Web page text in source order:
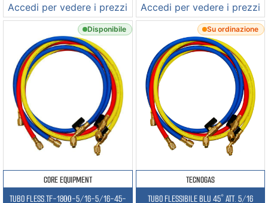
Accedi per vedere i prezzi Accedi per vedere i prezzi
Disponibile
CORE EQUIPMENT
TUBO FLESS.TF-1800-5/16-5/16-45-
Su ordinazione
TECNOGAS
TUBO FLESSIBILE BLU 45° ATT. 5/16